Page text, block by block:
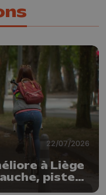
22/07/2026
à Liège
pistes